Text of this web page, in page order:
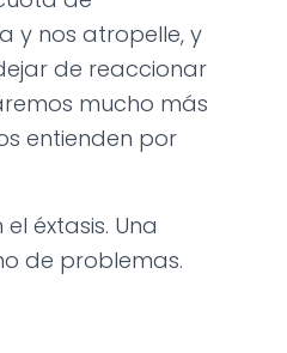
y nos atropelle, y
de reaccionar
mucho más
entienden por
éxtasis. Una
de problemas.